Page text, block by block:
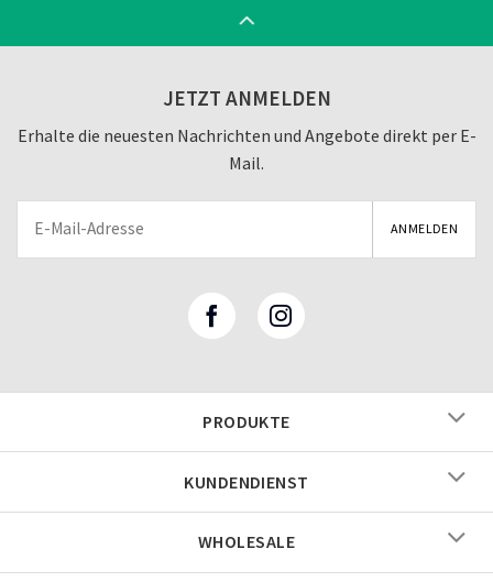
JETZT ANMELDEN
Erhalte die neuesten Nachrichten und Angebote direkt per E-
Mail.
PRODUKTE
KUNDENDIENST
WHOLESALE